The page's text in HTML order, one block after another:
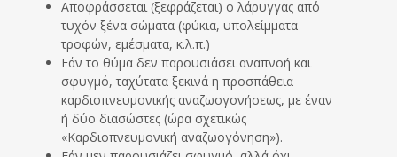
Αποφράσσεται (ξεφράζεται) ο λάρυγγας από
τυχόν ξένα σώματα (φύκια, υπολείμματα
τροφών, εμέσματα, κ.λ.π.)
Εάν το θύμα δεν παρουσιάσει αναπνοή και
σφυγμό, ταχύτατα ξεκινά η προσπάθεια
καρδιοπνευμονικής αναζωογονήσεως, με έναν
ή δύο διασώστες (ώρα σχετικώς
«Καρδιοπνευμονική αναζωογόνηση»).